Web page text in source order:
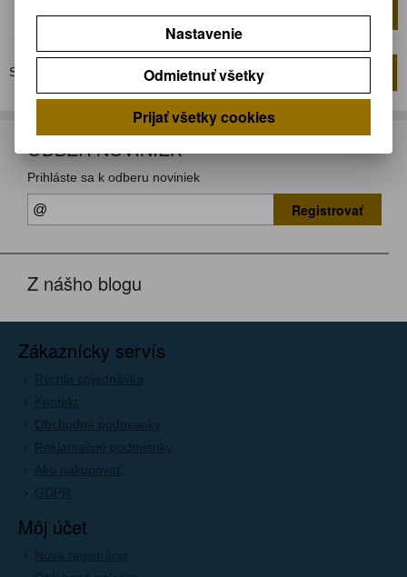
Pridať do košíka
Strana 2záznamov
ODBER NOVINIEK
Prihláste sa k odberu noviniek
Registrovať
Z nášho blogu
Zákaznícky servís
Rýchla objednávka
Kontakt
Obchodné podmienky
Reklamačné podmienky
Ako nakupovať
GDPR
Môj účet
Nová registrácia
Nastavenie
Odmietnuť všetky
Prijať všetky cookies